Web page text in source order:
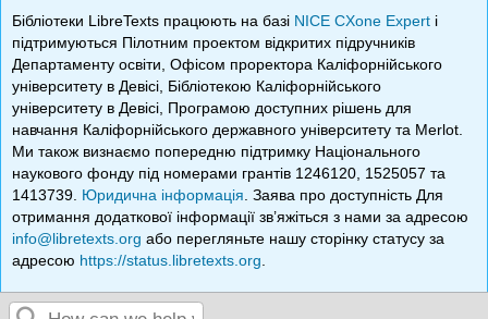
Бібліотеки LibreTexts працюють на базі NICE CXone Expert і
підтримуються Пілотним проектом відкритих підручників
Департаменту освіти, Офісом проректора Каліфорнійського
університету в Девісі, Бібліотекою Каліфорнійського
університету в Девісі, Програмою доступних рішень для
навчання Каліфорнійського державного університету та Merlot.
Ми також визнаємо попередню підтримку Національного
наукового фонду під номерами грантів 1246120, 1525057 та
1413739. Юридична інформація . Заява про доступність Для
отримання додаткової інформації зв’яжіться з нами за адресою
info@libretexts.org або перегляньте нашу сторінку статусу за
адресою https://status.libretexts.org